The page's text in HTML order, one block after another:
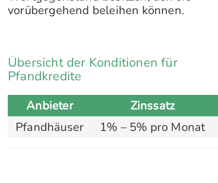
vorübergehend beleihen können.
Übersicht der Konditionen für
Pfandkredite
Anbieter
Zinssatz
Pfandhäuser
1% – 5% pro Monat